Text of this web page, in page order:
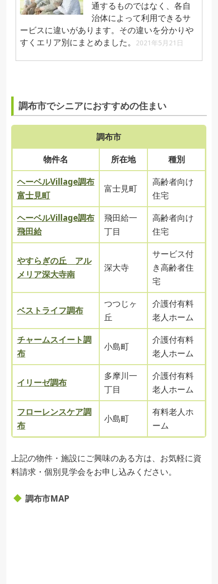
通するものではなく、各自
治体によって利用できるサ
ービスに違いがあります。その違いを分かりや
すくエリア別にまとめました。
2021年5月21日
調布市でシニアにおすすめの住まい
調布市
物件名
所在地
種別
ヘーベルVillage調布
富士見町
富士見町
高齢者向け
住宅
ヘーベルVillage調布
飛田給
飛田給一
丁目
高齢者向け
住宅
やすらぎの丘 アル
メリア深大寺南
深大寺
サービス付
き高齢者住
宅
ベストライフ調布
つつじヶ
丘
介護付有料
老人ホーム
チャームスイート調
布
小島町
介護付有料
老人ホーム
イリーゼ調布
多摩川一
丁目
介護付有料
老人ホーム
フローレンスケア調
布
小島町
有料老人ホ
ーム
上記の物件・施設にご興味のある方は、お気軽に資
料請求・個別見学会をお申し込みください。
調布市MAP